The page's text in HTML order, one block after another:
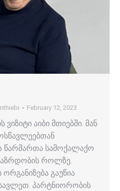
February 12, 2023
აიბი მთიებში. მან
წარმართა სამოქალაქო
როლზე.
გაუწია
პარტნიორობის